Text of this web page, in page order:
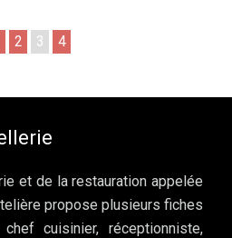
2 3 4
et de la restauration appelée
propose plusieurs fiches
cuisinier, réceptionniste,